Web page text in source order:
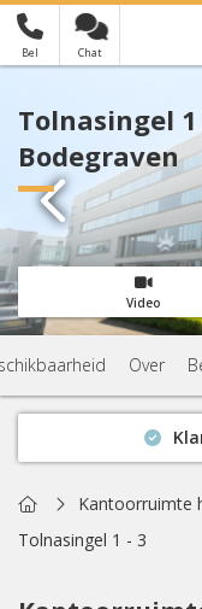
Bel Chat
Je hebt nog geen
Tolnasingel 1
Bodegraven
Video
Over
HomeKantoorruimte
Tolnasingel 1 - 3